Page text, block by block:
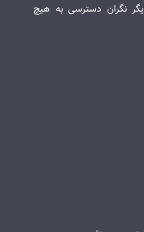
نگران دسترسی به هیچ